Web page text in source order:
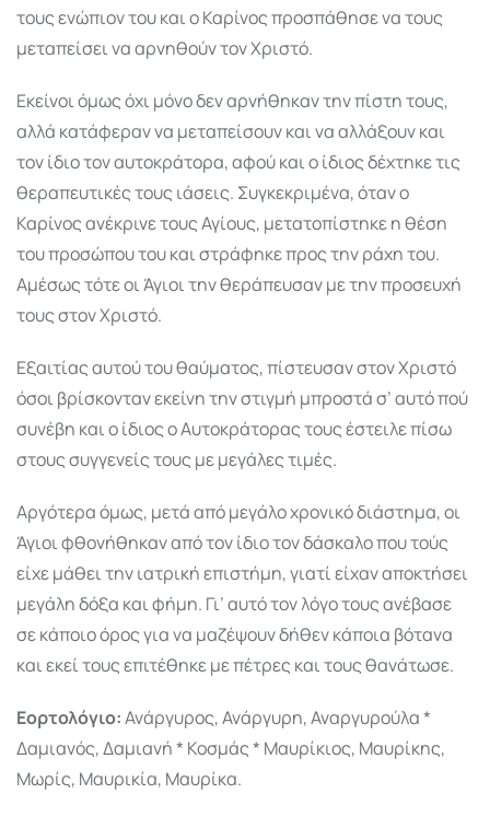
τους ενώπιον του και ο Καρίνος προσπάθησε να τους
μεταπείσει να αρνηθούν τον Χριστό.
Εκείνοι όμως όχι μόνο δεν αρνήθηκαν την πίστη τους,
αλλά κατάφεραν να μεταπείσουν και να αλλάξουν και
τον ίδιο τον αυτοκράτορα, αφού και ο ίδιος δέχτηκε τις
θεραπευτικές τους ιάσεις. Συγκεκριμένα, όταν ο
Καρίνος ανέκρινε τους Αγίους, μετατοπίστηκε η θέση
του προσώπου του και στράφηκε προς την ράχη του.
Αμέσως τότε οι Άγιοι την θεράπευσαν με την προσευχή
τους στον Χριστό.
Εξαιτίας αυτού του θαύματος, πίστευσαν στον Χριστό
όσοι βρίσκονταν εκείνη την στιγμή μπροστά σ’ αυτό πού
συνέβη και ο ίδιος ο Αυτοκράτορας τους έστειλε πίσω
στους συγγενείς τους με μεγάλες τιμές.
Αργότερα όμως, μετά από μεγάλο χρονικό διάστημα, οι
Άγιοι φθονήθηκαν από τον ίδιο τον δάσκαλο που τούς
είχε μάθει την ιατρική επιστήμη, γιατί είχαν αποκτήσει
μεγάλη δόξα και φήμη. Γι’ αυτό τον λόγο τους ανέβασε
σε κάποιο όρος για να μαζέψουν δήθεν κάποια βότανα
και εκεί τους επιτέθηκε με πέτρες και τους θανάτωσε.
Εορτολόγιο:Ανάργυρος, Ανάργυρη, Αναργυρούλα *
Δαμιανός, Δαμιανή * Κοσμάς * Μαυρίκιος, Μαυρίκης,
Μωρίς, Μαυρικία, Μαυρίκα.